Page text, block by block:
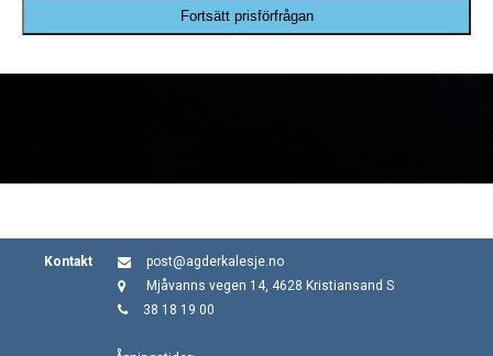
Fortsätt prisförfrågan
Kontakt
post@agderkalesje.no
Mjåvanns vegen 14, 4628 Kristiansand S
38 18 19 00